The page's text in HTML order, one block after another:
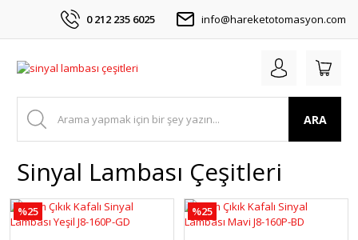
0 212 235 6025 info@hareketotomasyon.com
ARA
Sinyal Lambası Çeşitleri
%25 %25